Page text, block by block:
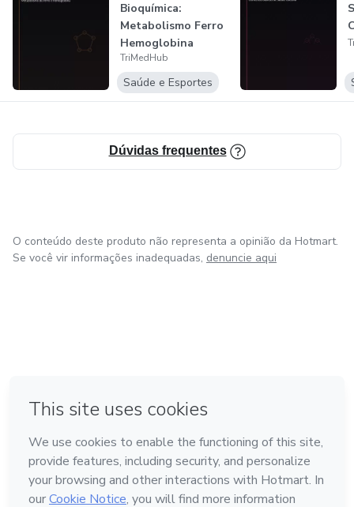
Bioquímica:
Metabolismo Ferro
Hemoglobina
TriMedHub
Saúde e Esportes
Dúvidas frequentes
O conteúdo deste produto não representa a opinião da Hotmart.
Se você vir informações inadequadas, denuncie aqui
Feito com ❤ na Cidade do México
Conheça a Hotmart